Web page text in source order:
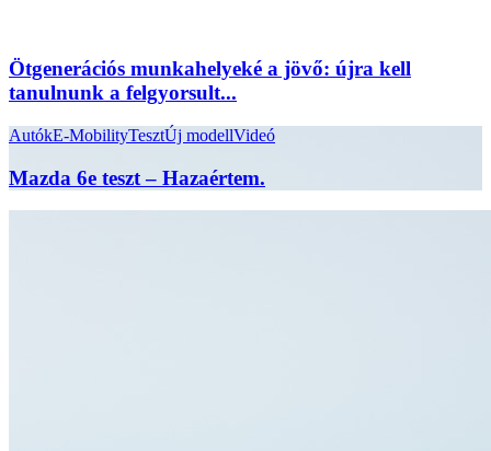
Ötgenerációs munkahelyeké a jövő: újra kell
tanulnunk a felgyorsult...
AutókE-MobilityTesztÚj modellVideó
Mazda 6e teszt – Hazaértem.